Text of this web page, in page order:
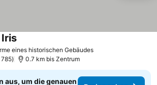
eines historischen Gebäudes
785 0.7 km bis Zentrum
aus, um die genauen